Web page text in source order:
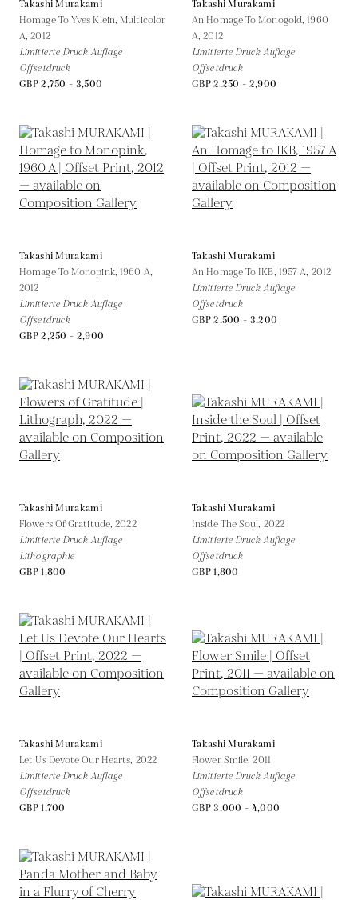
Takashi Murakami
Homage To Yves Klein, Multicolor
A,2012
Limitierte Druck Auflage
Offsetdruck
GBP 2,750 - 3,500
Takashi Murakami
An Homage To Monogold, 1960
A,2012
Limitierte Druck Auflage
Offsetdruck
GBP 2,250 - 2,900
Takashi Murakami
Homage To Monopink, 1960 A,
2012
Limitierte Druck Auflage
Offsetdruck
GBP 2,250 - 2,900
Takashi Murakami
An Homage To IKB, 1957 A, 2012
Limitierte Druck Auflage
Offsetdruck
GBP 2,500 - 3,200
Takashi Murakami
Flowers Of Gratitude,2022
Limitierte Druck Auflage
Lithographie
GBP 1,800
Takashi Murakami
Inside The Soul, 2022
Limitierte Druck Auflage
Offsetdruck
GBP 1,800
Takashi Murakami
Let Us Devote Our Hearts, 2022
Limitierte Druck Auflage
Offsetdruck
GBP 1,700
Takashi Murakami
Flower Smile,2011
Limitierte Druck Auflage
Offsetdruck
GBP 3,000 - 4,000